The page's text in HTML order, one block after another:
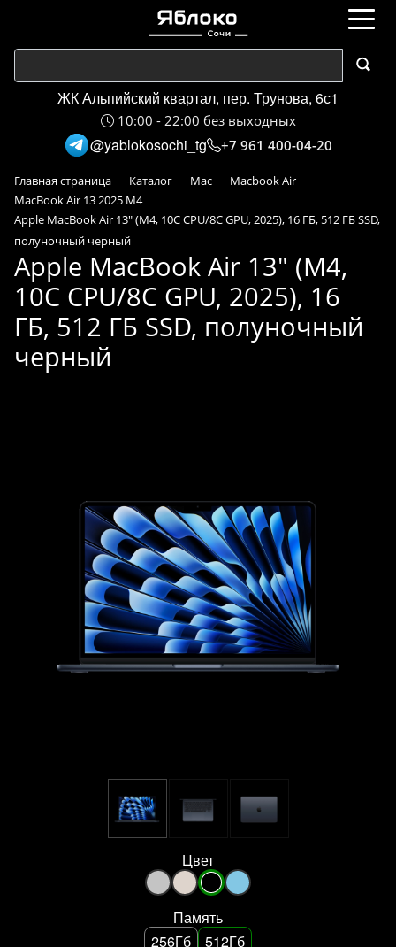
ЖК Альпийский квартал, пер. Трунова, 6с1
10:00 - 22:00 без выходных
@yablokosochi_tg +7 961 400-04-20
Главная страница Каталог Mac
Macbook Air
MacBook Air 13 2025 M4
Apple MacBook Air 13" (M4, 10C CPU/8C GPU, 2025), 16 ГБ, 512 ГБ SSD,
полуночный черный
Apple MacBook Air 13" (M4,
10C CPU/8C GPU, 2025), 16
ГБ, 512 ГБ SSD, полуночный
черный
Цвет
Память
256Гб
512Гб